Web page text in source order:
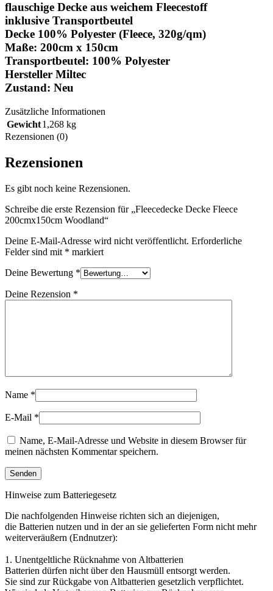
flauschige Decke aus weichem Fleecestoff
inklusive Transportbeutel
Decke 100% Polyester (Fleece, 320g/qm)
Maße: 200cm x 150cm
Transportbeutel: 100% Polyester
Hersteller Miltec
Zustand: Neu
Zusätzliche Informationen
Gewicht1,268 kg
Rezensionen (0)
Rezensionen
Es gibt noch keine Rezensionen.
Schreibe die erste Rezension für „Fleecedecke Decke Fleece
200cmx150cm Woodland“
Deine E-Mail-Adresse wird nicht veröffentlicht. Erforderliche
Felder sind mit * markiert
Deine Bewertung *
Deine Rezension *
Name *
E-Mail *
Name, E-Mail-Adresse und Website in diesem Browser für
meinen nächsten Kommentar speichern.
Hinweise zum Batteriegesetz
Die nachfolgenden Hinweise richten sich an diejenigen,
die Batterien nutzen und in der an sie gelieferten Form nicht mehr
weiterveräußern (Endnutzer):
1. Unentgeltliche Rücknahme von Altbatterien
Batterien dürfen nicht über den Hausmüll entsorgt werden.
Sie sind zur Rückgabe von Altbatterien gesetzlich verpflichtet.